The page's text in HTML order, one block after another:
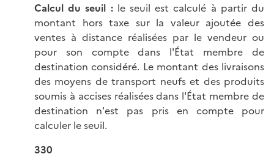
Calcul du seuil : le seuil est calculé à partir du
montant hors taxe sur la valeur ajoutée des
ventes à distance réalisées par le vendeur ou
pour son compte dans l'État membre de
destination considéré. Le montant des livraisons
des moyens de transport neufs et des produits
soumis à accises réalisées dans l'État membre de
destination n'est pas pris en compte pour
calculer le seuil.
330